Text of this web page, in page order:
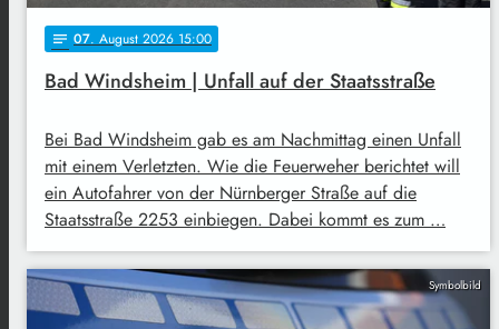
notes 07. August 2026 15:00
Bad Windsheim | Unfall auf der Staatsstraße
Bei Bad Windsheim gab es am Nachmittag einen Unfall
mit einem Verletzten. Wie die Feuerweher berichtet will
ein Autofahrer von der Nürnberger Straße auf die
Staatsstraße 2253 einbiegen. Dabei kommt es zum …
Symbolbild